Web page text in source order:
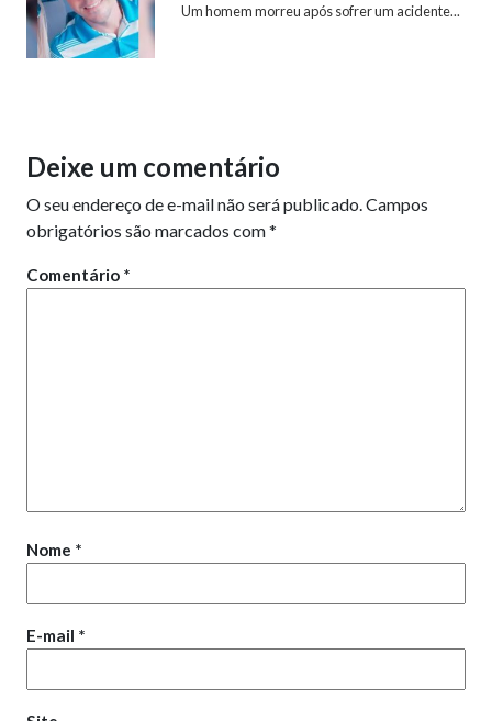
Um homem morreu após sofrer um acidente...
Deixe um comentário
O seu endereço de e-mail não será publicado.Campos
obrigatórios são marcados com*
Comentário *
Nome *
E-mail *